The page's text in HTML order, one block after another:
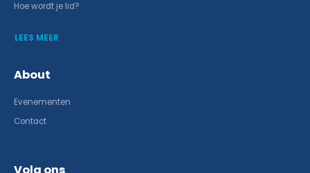
Hoe wordt je lid?
LEES MEER
About
Evenementen
Contact